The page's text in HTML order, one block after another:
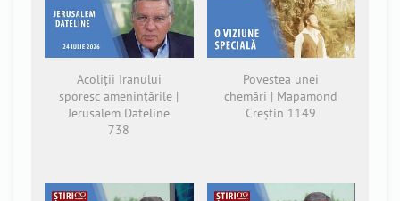
Acoliții Iranului
sporesc amenințările |
Jerusalem Dateline
738
Povestea unei
chemări | Mapamond
Creștin 1149